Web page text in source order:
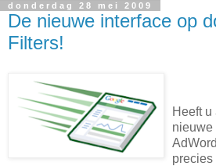
donderdag 28 mei 2009
De nieuwe interface op
Filters!
Heeft
nieuwe
precies